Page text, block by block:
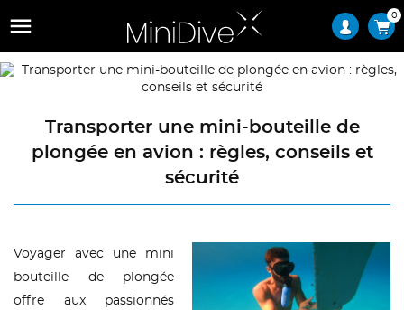
 0
Transporter une mini-bouteille de
plongée en avion : règles, conseils et
sécurité
Voyager avec une mini
bouteille de plongée
offre aux passionnés